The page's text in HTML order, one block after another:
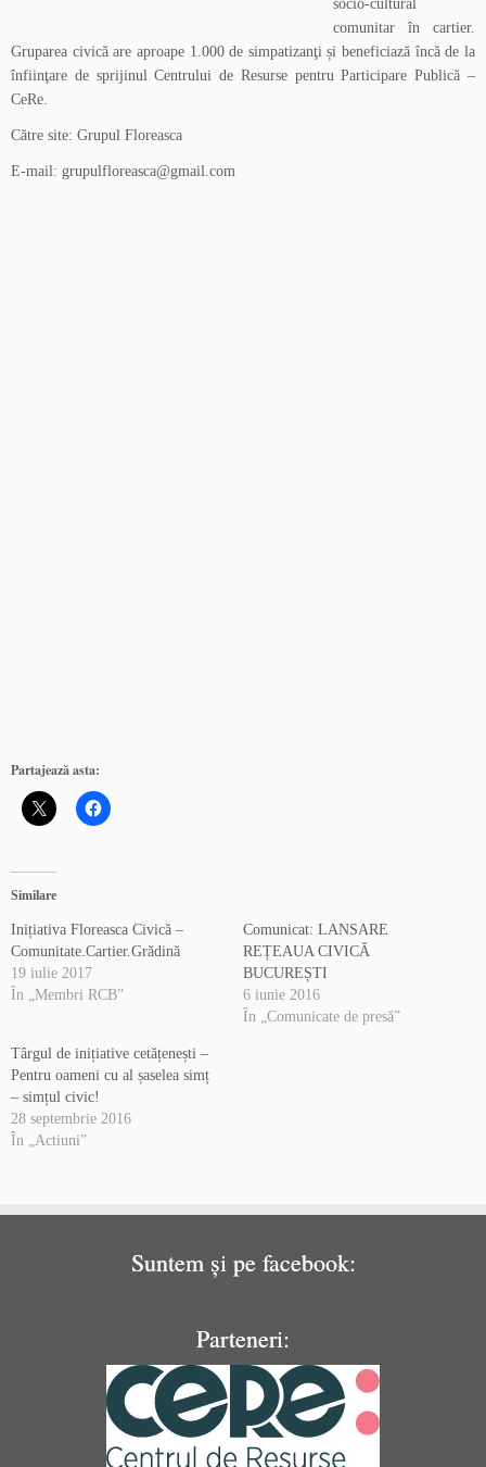
socio-cultural
comunitar în cartier.
Gruparea civică are aproape 1.000 de simpatizanţi și beneficiază încă de la
înfiinţare de sprijinul Centrului de Resurse pentru Participare Publică –
CeRe.
Către site: Grupul Floreasca
E-mail: grupulfloreasca@gmail.com
Partajează asta:
Similare
Inițiativa Floreasca Civică –
Comunitate.Cartier.Grădină
19 iulie 2017
În „Membri RCB”
Comunicat: LANSARE
REȚEAUA CIVICĂ
BUCUREȘTI
6 iunie 2016
În „Comunicate de presă”
Târgul de inițiative cetățenești –
Pentru oameni cu al șaselea simț
– simțul civic!
28 septembrie 2016
În „Actiuni”
Suntem și pe facebook:
Parteneri: